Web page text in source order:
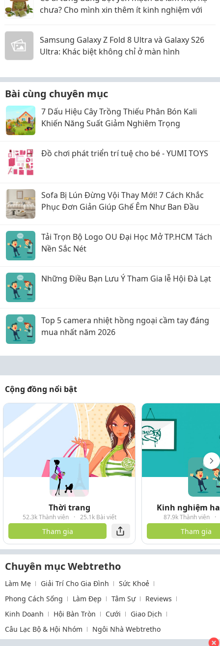
chưa? Cho mình xin thêm ít kinh nghiệm với
Samsung Galaxy Z Fold 8 Ultra và Galaxy S26
Ultra: Khác biệt không chỉ ở màn hình
Bài cùng chuyên mục
7 Dấu Hiệu Cây Trồng Thiếu Phân Bón Kali
Khiến Năng Suất Giảm Nghiêm Trọng
Đồ chơi phát triển trí tuệ cho bé - YUMI TOYS
Sofa Bị Lún Đừng Vội Thay Mới! 7 Cách Khắc
Phục Đơn Giản Giúp Ghế Êm Như Ban Đầu
Tải Trọn Bộ Logo OU Đại Học Mở TP.HCM Tách
Nền Sắc Nét
Những Điều Bạn Lưu Ý Tham Gia lễ Hội Đà Lạt
Top 5 camera nhiệt hồng ngoại cầm tay đáng
mua nhất năm 2026
Cộng đồng nổi bật
Thời trang
52.3k Thành viên · 25.1k Bài viết
Tham gia
Kinh nghiệm
87.9k Thành viên ·
Tham gia
Chuyên mục Webtretho
Làm Mẹ Giải Trí Cho Gia Đình
Sức Khoẻ
Phong Cách Sống
Làm Đẹp Tâm Sự
Reviews
Kinh Doanh
Hội Bàn Tròn Cưới
Giao Dịch
Câu Lạc Bộ & Hội Nhóm
Ngôi Nhà Webtretho